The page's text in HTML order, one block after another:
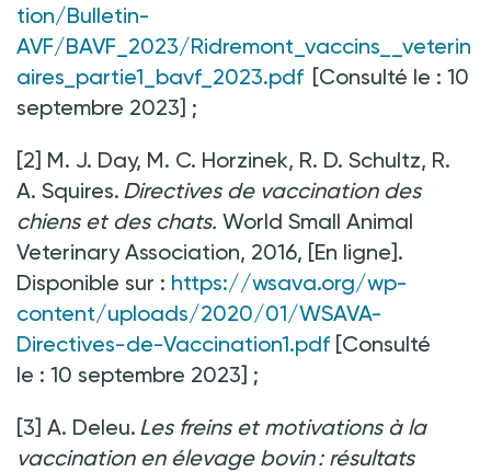
tion/Bulletin-
AVF/BAVF_2023/Ridremont_vaccins__veterin
aires_partie1_bavf_2023.pdf [Consulté le : 10
septembre 2023] ;
[2] M. J. Day, M. C. Horzinek, R. D. Schultz, R.
A. Squires. Directives de vaccination des
chiens et des chats. World Small Animal
Veterinary Association, 2016, [En ligne].
Disponible sur : https://wsava.org/wp-
content/uploads/2020/01/WSAVA-
Directives-de-Vaccination1.pdf [Consulté
le : 10 septembre 2023] ;
[3] A. Deleu. Les freins et motivations à la
vaccination en élevage bovin : résultats